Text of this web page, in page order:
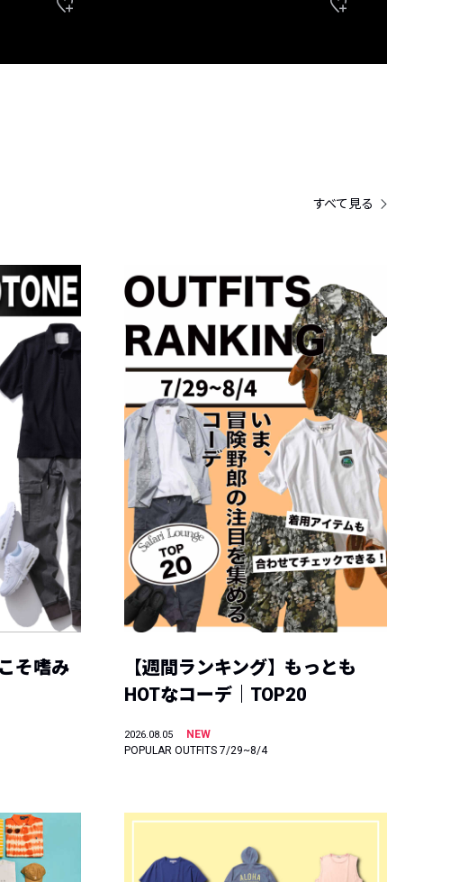
すべて見る
そ嗜み
【週間ランキング】もっとも
HOTなコーデ｜TOP20
2026.08.05
NEW
POPULAR OUTFITS 7/29~8/4